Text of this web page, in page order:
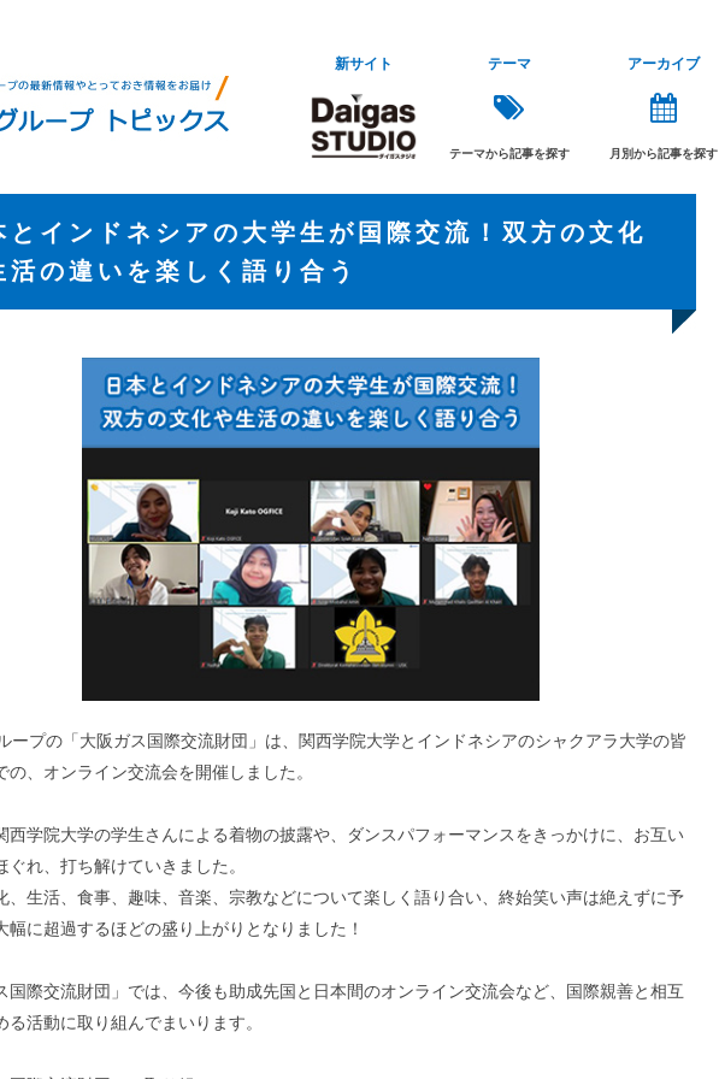
新サイト テーマ
テーマから記事を探す
アーカイブ
月別から記事を探す
とインドネシアの大学生が国際交流！双方の文化
活の違いを楽しく語り合う
ープの「大阪ガス国際交流財団」は、関西学院大学とインドネシアのシャクアラ大学の皆
の、オンライン交流会を開催しました。
西学院大学の学生さんによる着物の披露や、ダンスパフォーマンスをきっかけに、お互い
ぐれ、打ち解けていきました。
、生活、食事、趣味、音楽、宗教などについて楽しく語り合い、終始笑い声は絶えずに予
幅に超過するほどの盛り上がりとなりました！
国際交流財団」では、今後も助成先国と日本間のオンライン交流会など、国際親善と相互
る活動に取り組んでまいります。